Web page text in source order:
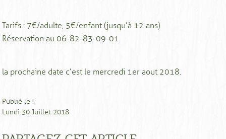
Tarifs : 7€/adulte, 5€/enfant (jusqu’à 12 ans)
Réservation au 06-82-83-09-01
la prochaine date c’est le mercredi 1er aout 2018.
Publié le :
Lundi 30 Juillet 2018